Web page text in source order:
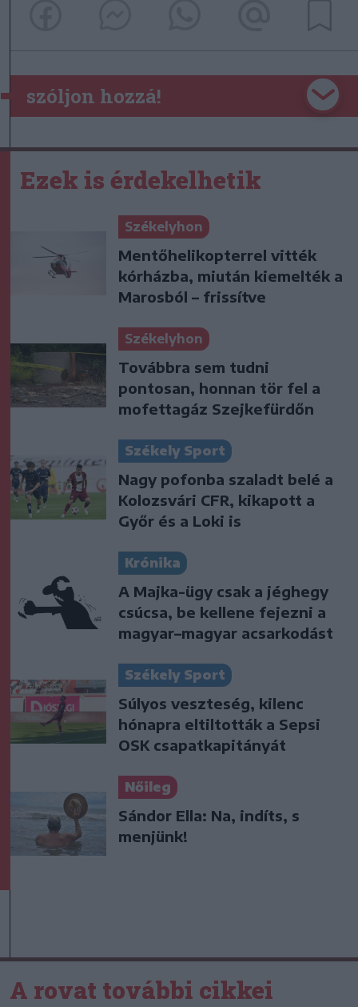
szóljon hozzá!
Ezek is érdekelhetik
Székelyhon
Mentőhelikopterrel vitték
kórházba, miután kiemelték a
Marosból – frissítve
Székelyhon
Továbbra sem tudni
pontosan, honnan tör fel a
mofettagáz Szejkefürdőn
Székely Sport
Nagy pofonba szaladt belé a
Kolozsvári CFR, kikapott a
Győr és a Loki is
Krónika
A Majka-ügy csak a jéghegy
csúcsa, be kellene fejezni a
magyar–magyar acsarkodást
Székely Sport
Súlyos veszteség, kilenc
hónapra eltiltották a Sepsi
OSK csapatkapitányát
Nőileg
Sándor Ella: Na, indíts, s
menjünk!
A rovat további cikkei